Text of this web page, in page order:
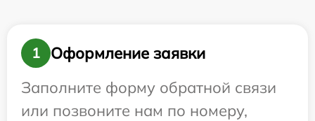
1
Оформление заявки
Заполните форму обратной связи
или позвоните нам по номеру,